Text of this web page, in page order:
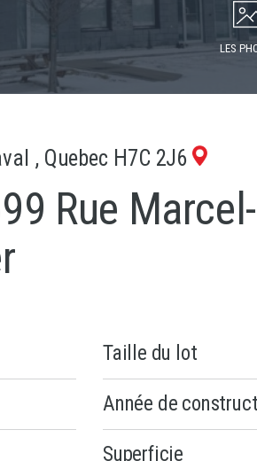
LES
, Quebec H7C 2J6
Rue
Taille du lot
Année de
Superficie